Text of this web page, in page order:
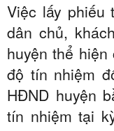
Việc lấy phiếu
dân chủ,
huyện thể
độ tín nhiệm
HĐND huyện
tín nhiệm tại